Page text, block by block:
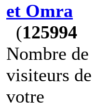
et Omra
(125994
Nombre de
visiteurs de
votre